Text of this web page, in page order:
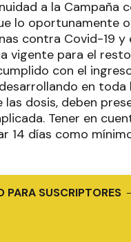
a la Campaña
lo oportunamente
contra Covid-19
vigente para el
con el
en toda
dosis, deben
Tener en
14 días como
PARA SUSCRIPTORES